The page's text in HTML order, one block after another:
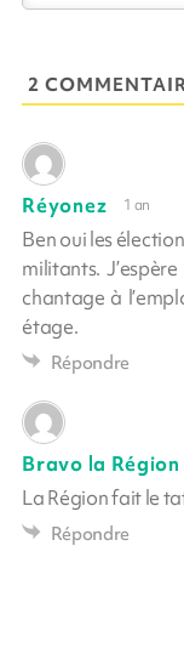
2
Réyonez 1 an
Ben oui les
militants.
chantage à
étage.
Répondre
Bravo la Région
La Région fait le
Répondre